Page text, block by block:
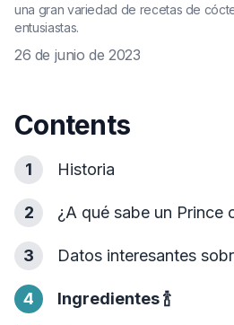
una gran variedad de recetas de
entusiastas.
26 de junio de 2023
Contents
1 Historia
2 ¿A qué sabe un Prince
3 Datos interesantes
4 Ingredientes🍾